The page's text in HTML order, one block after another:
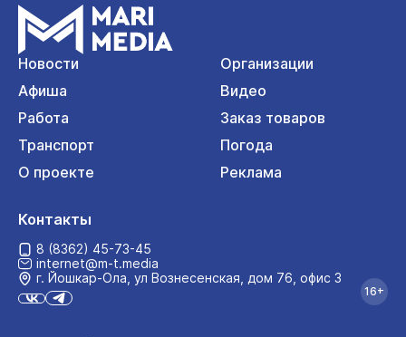
Новости
Организации
Афиша
Видео
Работа
Заказ товаров
Транспорт
Погода
О проекте
Реклама
Контакты
8 (8362) 45-73-45
internet@m-t.media
г. Йошкар‑Ола, ул Вознесенская, дом 76, офис 3
16+